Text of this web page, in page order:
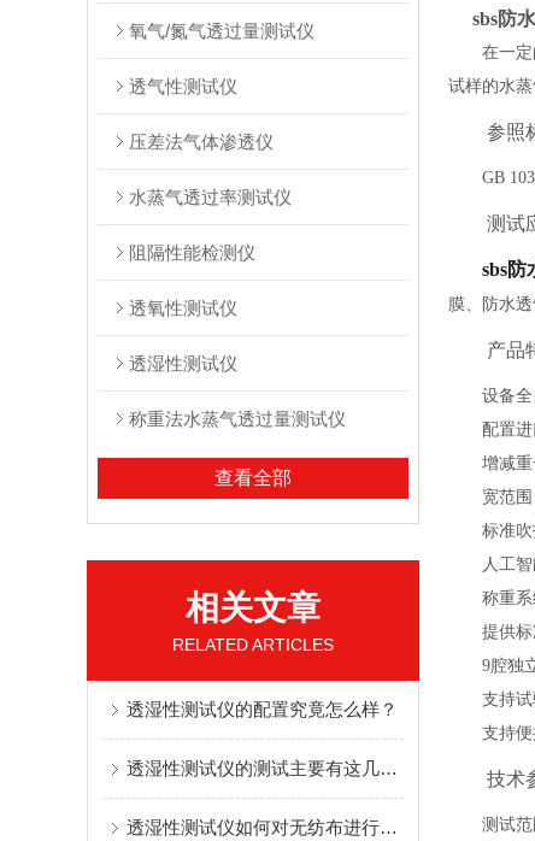
氧气/氮气透过量测试仪
透气性测试仪
压差法气体渗透仪
水蒸气透过率测试仪
阻隔性能检测仪
透氧性测试仪
透湿性测试仪
称重法水蒸气透过量测试仪
查看全部
相关文章
RELATED ARTICLES
透湿性测试仪的配置究竟怎么样？
透湿性测试仪的测试主要有这几种原理
透湿性测试仪如何对无纺布进行测试？
sbs防
在一
试样的水蒸
参照
GB
测试
sbs防
膜、防水
产品
设备
配置
增减
宽范
标准
人工
称重
提供
9腔独
支持
支持
技术
测试范